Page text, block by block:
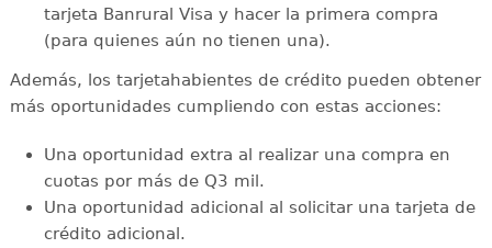
tarjeta Banrural Visa y hacer la primera compra
(para quienes aún no tienen una).
Además, los tarjetahabientes de crédito pueden obtener
más oportunidades cumpliendo con estas acciones:
Una oportunidad extra al realizar una compra en
cuotas por más de Q3 mil.
Una oportunidad adicional al solicitar una tarjeta de
crédito adicional.